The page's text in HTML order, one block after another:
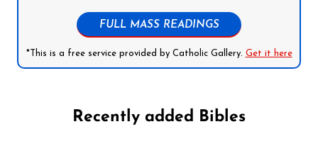
FULL MASS READINGS
*This is a free service provided by Catholic Gallery. Get it here
Recently added Bibles